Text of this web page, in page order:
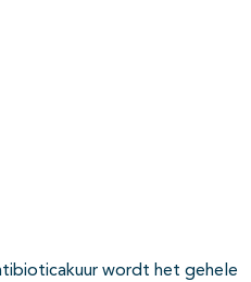
wordt het gehele